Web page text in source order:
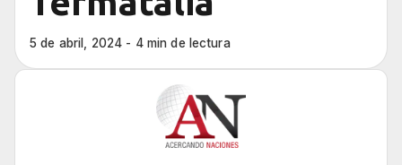
5 de abril, 2024 - 4 min de lectura